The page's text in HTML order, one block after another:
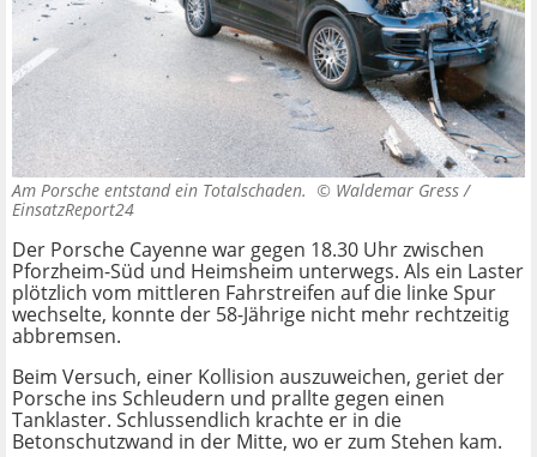
Am Porsche entstand ein Totalschaden. © Waldemar Gress /
EinsatzReport24
Der Porsche Cayenne war gegen 18.30 Uhr zwischen
Pforzheim-Süd und Heimsheim unterwegs. Als ein Laster
plötzlich vom mittleren Fahrstreifen auf die linke Spur
wechselte, konnte der 58-Jährige nicht mehr rechtzeitig
abbremsen.
Beim Versuch, einer Kollision auszuweichen, geriet der
Porsche ins Schleudern und prallte gegen einen
Tanklaster. Schlussendlich krachte er in die
Betonschutzwand in der Mitte, wo er zum Stehen kam.